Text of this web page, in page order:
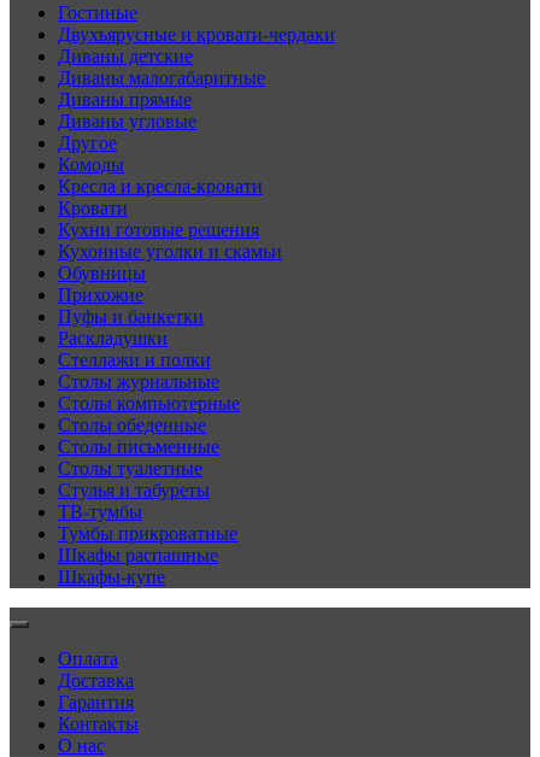
Гостиные
Двухъярусные и кровати-чердаки
Диваны детские
Диваны малогабаритные
Диваны прямые
Диваны угловые
Другое
Комоды
Кресла и кресла-кровати
Кровати
Кухни готовые решения
Кухонные уголки и скамьи
Обувницы
Прихожие
Пуфы и банкетки
Раскладушки
Стеллажи и полки
Столы журнальные
Столы компьютерные
Столы обеденные
Столы письменные
Столы туалетные
Стулья и табуреты
ТВ-тумбы
Тумбы прикроватные
Шкафы распашные
Шкафы-купе
Оплата
Доставка
Гарантия
Контакты
О нас